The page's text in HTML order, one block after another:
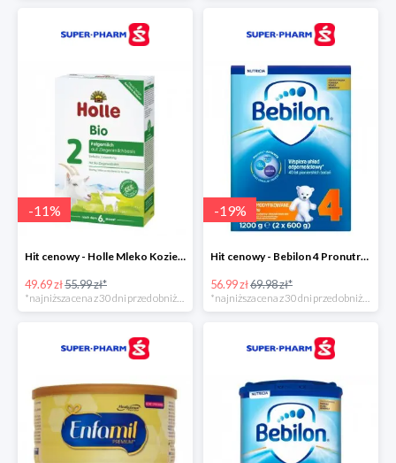
-11%
Hit cenowy - Holle Mleko Kozie 2 Bio
49.69 zł55.99 zł*
-19%
Hit cenowy - Bebilon 4 Pronutra-Advance
56.99 zł69.98 zł*